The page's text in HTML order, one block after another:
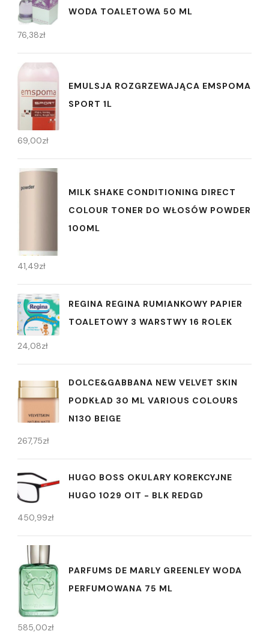
WODA TOALETOWA 50 ML
76,38zł
EMULSJA ROZGRZEWAJĄCA EMSPOMA
SPORT 1L
69,00zł
MILK SHAKE CONDITIONING DIRECT
COLOUR TONER DO WŁOSÓW POWDER
100ML
41,49zł
REGINA REGINA RUMIANKOWY PAPIER
TOALETOWY 3 WARSTWY 16 ROLEK
24,08zł
DOLCE&GABBANA NEW VELVET SKIN
PODKŁAD 30 ML VARIOUS COLOURS
N130 BEIGE
267,75zł
HUGO BOSS OKULARY KOREKCYJNE
HUGO 1029 OIT - BLK REDGD
450,99zł
PARFUMS DE MARLY GREENLEY WODA
PERFUMOWANA 75 ML
585,00zł